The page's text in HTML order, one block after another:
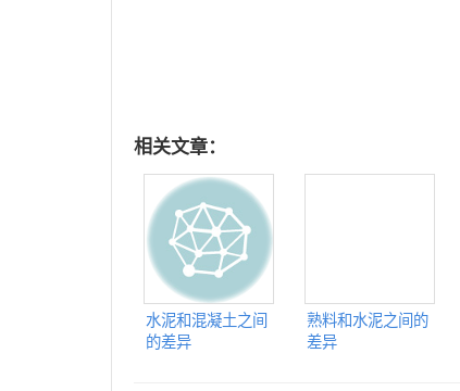
相关文章：
水泥和混凝土之间
的差异
熟料和水泥之间的
差异